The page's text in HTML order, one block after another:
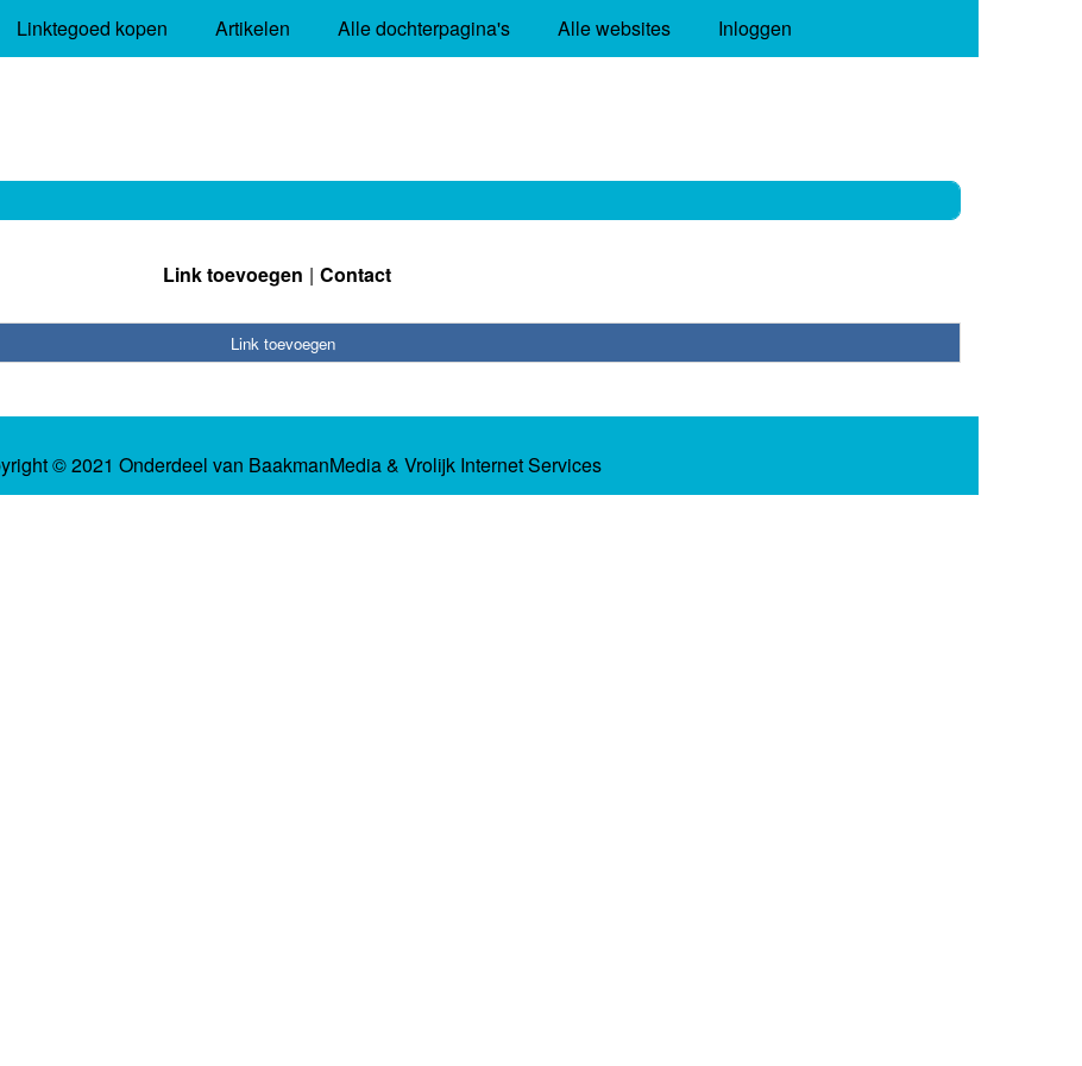
Linktegoed kopen Artikelen Alle dochterpagina's Alle websites Inloggen
Link toevoegen Contact
Link toevoegen
© 2021 Onderdeel van BaakmanMedia& Vrolijk Internet Services